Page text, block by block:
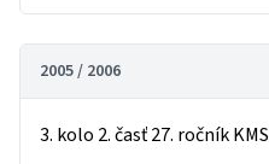
2005 / 2006
3. kolo 2. časť 27. ročník KMS